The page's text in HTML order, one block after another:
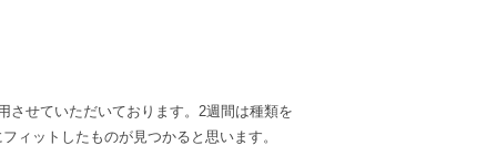
させていただいております。2週間は種類を
ィットしたものが見つかると思います。